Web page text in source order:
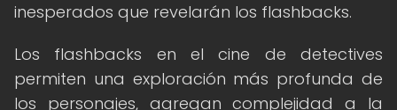
inesperados que revelarán los flashbacks.
Los flashbacks en el cine de detectives
permiten una exploración más profunda de
los personajes, agregan complejidad a la